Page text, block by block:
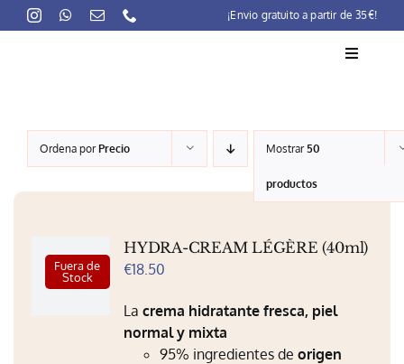
to
¡Envio gratuito a partir de 35€!
Toggle
La marca
Lait-Crème Concentré
Productos
Puntos venta
Ordena porPrecio Mostrar50
productos
Fuera de
Stock
HYDRA-CREAM LÉGÈRE (40ml)
€18.50
La crema hidratante fresca, piel
normal y mixta
95% ingredientes deorigen